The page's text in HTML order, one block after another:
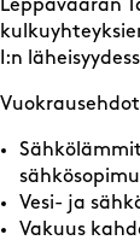
Leppävaaran
I:n
Vesi- ja
Vakuus